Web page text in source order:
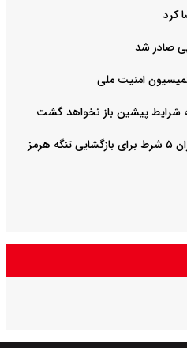
کرد
صادر شد
امنیت ملی
شرایط پیشین باز نخواهد گشت
وال استریت ژورنال گزارش داد: تهران ۵ شرط برای بازگشایی تنگه هرمز